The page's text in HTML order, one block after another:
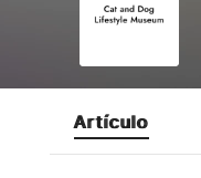
Artículo